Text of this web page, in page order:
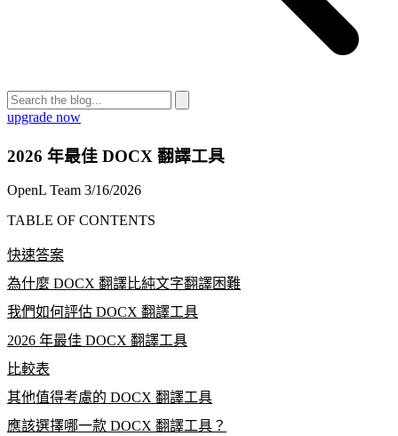
upgrade now
2026 年最佳 DOCX 翻譯工具
OpenL Team 3/16/2026
TABLE OF CONTENTS
快速答案
為什麼 DOCX 翻譯比純文字翻譯困難
我們如何評估 DOCX 翻譯工具
2026 年最佳 DOCX 翻譯工具
比較表
其他值得考慮的 DOCX 翻譯工具
應該選擇哪一款 DOCX 翻譯工具？